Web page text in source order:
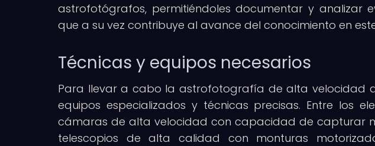
astrofotógrafos, permitiéndoles documentar y analizar
que a su vez contribuye al avance del conocimiento en
Técnicas y equipos necesarios
Para llevar a cabo la astrofotografía de alta velocidad
equipos especializados y técnicas precisas. Entre los
cámaras de alta velocidad con capacidad de capturar
telescopios de alta calidad con monturas